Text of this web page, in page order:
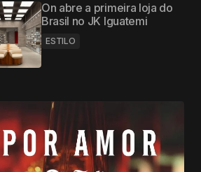
On abre a primeira loja do
Brasil no JK Iguatemi
ESTILO